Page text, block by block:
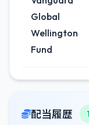
Global
Wellington
Fund
配当履歴